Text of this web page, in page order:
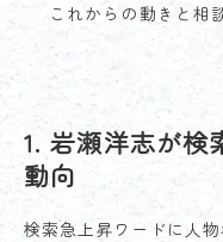
これからの動きと相
1. 岩瀬洋志が検
動向
検索急上昇ワードに人